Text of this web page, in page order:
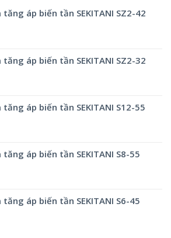
tăng áp biến tần SEKITANI SZ2-42
tăng áp biến tần SEKITANI SZ2-32
tăng áp biến tần SEKITANI S12-55
tăng áp biến tần SEKITANI S8-55
tăng áp biến tần SEKITANI S6-45